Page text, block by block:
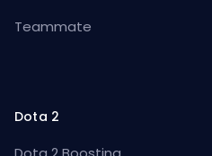
Teammate
Dota 2